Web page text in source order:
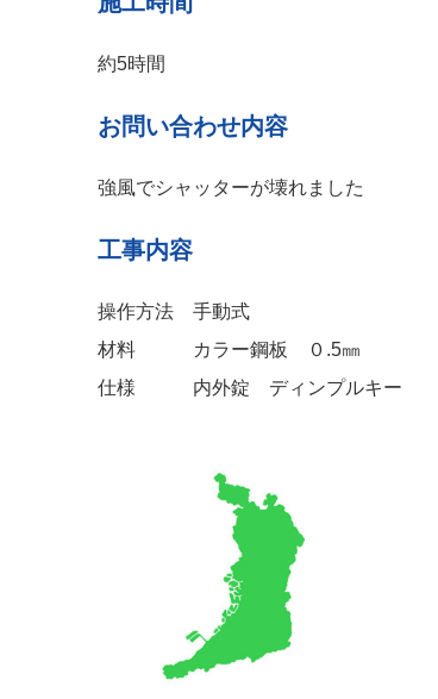
約5時間
お問い合わせ内容
強風でシャッターが壊れました
工事内容
操作方法 手動式
材料 カラー鋼板 ０.5㎜
仕様 内外錠 ディンプルキー